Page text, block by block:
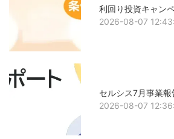
利回り投資キャン
2026-08-07
セルシス7月事業報
2026-08-07